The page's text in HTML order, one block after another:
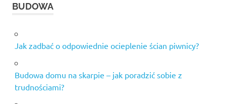
BUDOWA
Jak zadbać o odpowiednie ocieplenie ścian piwnicy?
Budowa domu na skarpie – jak poradzić sobie z
trudnościami?